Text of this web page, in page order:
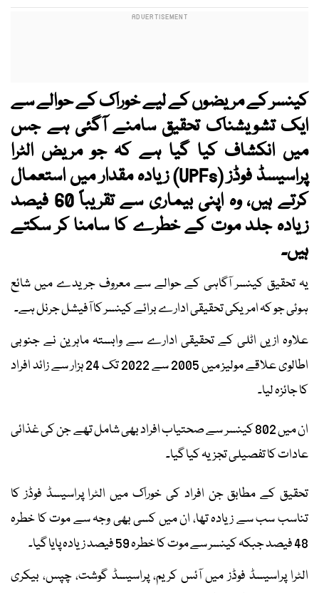
کینسر کے مریضوں کے لیے خوراک کے حوالے سے
ایک تشویشناک تحقیق سامنے آگئی ہے جس
میں انکشاف کیا گیا ہے کہ جو مریض الٹرا
پراسیسڈ فوڈز (UPFs) زیادہ مقدار میں استعمال
کرتے ہیں، وہ اپنی بیماری سے تقریباً 60 فیصد
زیادہ جلد موت کے خطرے کا سامنا کر سکتے
ہیں۔
یہ تحقیق کینسر آگاہی کے حوالے سے معروف جریدے میں شائع
ہوئی جو کہ امریکی تحقیقی ادارے برائے کینسر کا آفیشل جرنل ہے۔
علاوہ ازیں اٹلی کے تحقیقی ادارے سے وابستہ ماہرین نے جنوبی
اطالوی علاقے مولیز میں 2005 سے 2022 تک 24 ہزار سے زائد افراد
کا جائزہ لیا۔
ان میں 802 کینسر سے صحتیاب افراد بھی شامل تھے جن کی غذائی
عادات کا تفصیلی تجزیہ کیا گیا۔
تحقیق کے مطابق جن افراد کی خوراک میں الٹرا پراسیسڈ فوڈز کا
تناسب سب سے زیادہ تھا، ان میں کسی بھی وجہ سے موت کا خطرہ
48 فیصد جبکہ کینسر سے موت کا خطرہ 59 فیصد زیادہ پایا گیا۔
الٹرا پراسیسڈ فوڈز میں آئس کریم، پراسیسڈ گوشت، چپس، بیکری